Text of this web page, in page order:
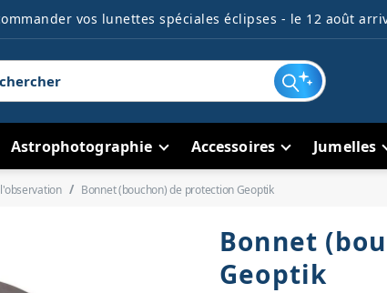
vos lunettes spéciales éclipses - le 12 août
Astrophotographie Accessoires Jumelles
Bonnet (bouchon) de protection Geoptik
Bonnet
Geoptik